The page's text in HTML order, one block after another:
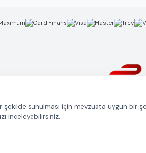
sunulması için mevzuata uygun bir
inceleyebilirsiniz.